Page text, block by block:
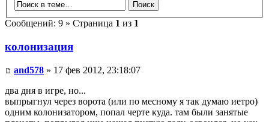
Сообщений: 9 » Страница 1 из 1
колонизация
and578 » 17 фев 2012, 23:18:07
два дня в игре, но...
выпрыгнул через ворота (или по месному я так думаю иетро)
одним колонизатором, попал черте куда. там были занятые